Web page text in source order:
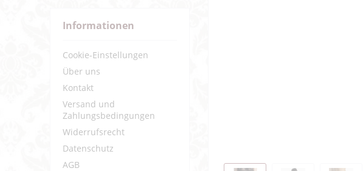
Informationen
Cookie-Einstellungen
Über uns
Kontakt
Versand und
Zahlungsbedingungen
Widerrufsrecht
Datenschutz
AGB